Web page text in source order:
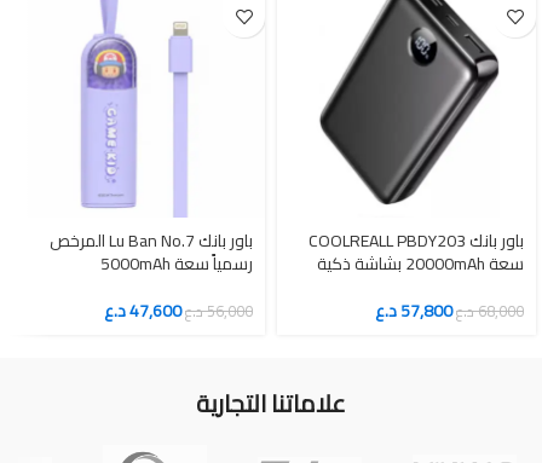
باور بانك COOLREALL PBDY203
سعة 20000mAh بشاشة ذكية
68,000د.ع57,800د.ع
باور بانك Lu Ban No.7 المرخص
رسمياً سعة 5000mAh
56,000د.ع47,600د.ع
علاماتنا التجارية